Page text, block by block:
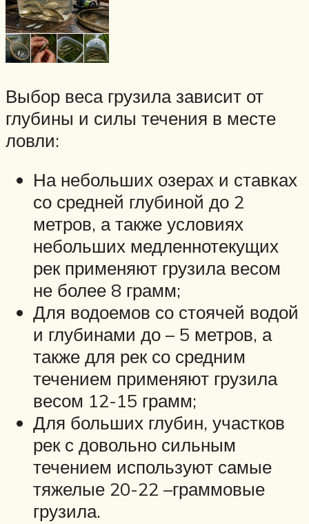
Выбор веса грузила зависит от
глубины и силы течения в месте
ловли:
На небольших озерах и ставках
со средней глубиной до 2
метров, а также условиях
небольших медленнотекущих
рек применяют грузила весом
не более 8 грамм;
Для водоемов со стоячей водой
и глубинами до – 5 метров, а
также для рек со средним
течением применяют грузила
весом 12-15 грамм;
Для больших глубин, участков
рек с довольно сильным
течением используют самые
тяжелые 20-22 –граммовые
грузила.